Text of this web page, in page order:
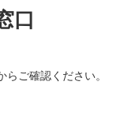
口
ご確認ください。